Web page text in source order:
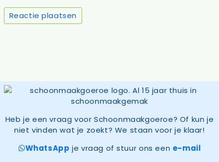
Heb je een vraag voor Schoonmaakgoeroe? Of kun je
niet vinden wat je zoekt? We staan voor je klaar!
WhatsApp je vraag of stuur ons een e-mail